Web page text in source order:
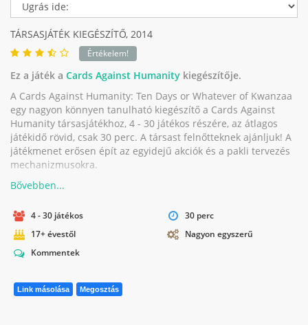
TÁRSASJÁTÉK KIEGÉSZÍTŐ, 2014
Értékelem!
Ez a játék a Cards Against Humanity kiegészítője.
A Cards Against Humanity: Ten Days or Whatever of Kwanzaa
egy nagyon könnyen tanulható kiegészítő a Cards Against
Humanity társasjátékhoz, 4 - 30 játékos részére, az átlagos
játékidő rövid, csak 30 perc. A társast felnőtteknek ajánljuk! A
játékmenet erősen épít az egyidejű akciók és a pakli tervezés
mechanizmusokra.
4 - 30 játékos
30 perc
17+ évestől
Nagyon egyszerű
Kommentek
Link másolása Megosztás